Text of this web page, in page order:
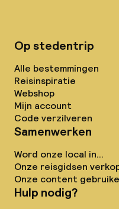
Op stedentrip
Alle bestemmingen
Reisinspiratie
Webshop
Mijn account
Code verzilveren
Samenwerken
Word onze local in...
Onze reisgidsen
Onze content
Hulp nodig?